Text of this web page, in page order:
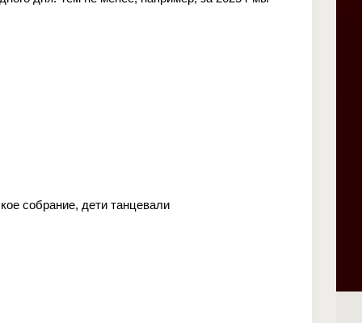
собрание, дети танцевали